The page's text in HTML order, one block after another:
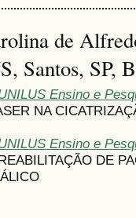
de
Santos, SP,
Ensino e
NA
Ensino e
DE